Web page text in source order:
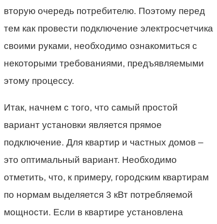
вторую очередь потребителю. Поэтому перед
тем как провести подключение электросчетчика
своими руками, необходимо ознакомиться с
некоторыми требованиями, предъявляемыми
этому процессу.
Итак, начнем с того, что самый простой
вариант установки является прямое
подключение. Для квартир и частных домов –
это оптимальный вариант. Необходимо
отметить, что, к примеру, городским квартирам
по нормам выделяется 3 кВт потребляемой
мощности. Если в квартире установлена